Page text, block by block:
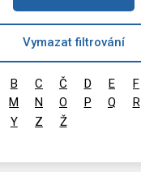
Vymazat filtrování
B C Č D E F
M N O P Q R
Y Z Ž